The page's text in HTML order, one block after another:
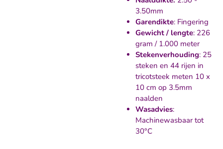
3.50mm
Garendikte: Fingering
Gewicht / lengte: 226
gram / 1.000 meter
Stekenverhouding: 25
steken en 44 rijen in
tricotsteek meten 10 x
10 cm op 3.5mm
naalden
Wasadvies:
Machinewasbaar tot
30°C